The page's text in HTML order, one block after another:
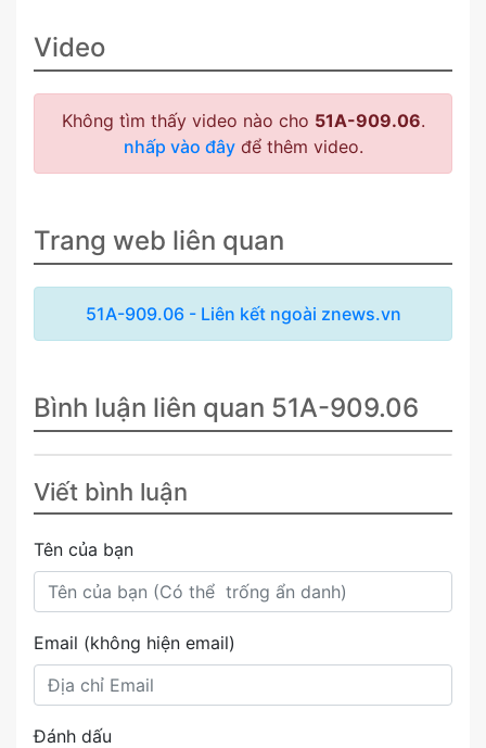
Video
Không tìm thấy video nào cho 51A-909.06.
nhấp vào đâyđể thêm video.
Trang web liên quan
51A-909.06 - Liên kết ngoài znews.vn
Bình luận liên quan 51A-909.06
Viết bình luận
Tên của bạn
Email (không hiện email)
Đánh dấu